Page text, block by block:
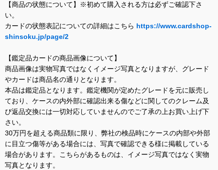
【商品の状態について】※初めて購入される方は必ずご確認下さ
い。
カードの状態表記についての詳細はこちら https://www.cardshop-
shinsoku.jp/page/2
【鑑定品カードの商品画像について】
商品画像は実物写真ではなくイメージ写真となりますが、グレード
やカードは商品名の通りとなります。
本品は鑑定品となります。鑑定機関が定めたグレードを元に販売し
ており、ケースの内外部に確認出来る傷などに関してのクレーム及
び返品交換には一切対応していませんのでご了承の上お買い上げ下
さい。
30万円を超える商品類に限り、弊社の検品時にケースの内部や外部
に目立つ傷等がある場合には、写真で確認できる様に掲載している
場合があります。こちらがあるものは、イメージ写真ではなく実物
写真となります。